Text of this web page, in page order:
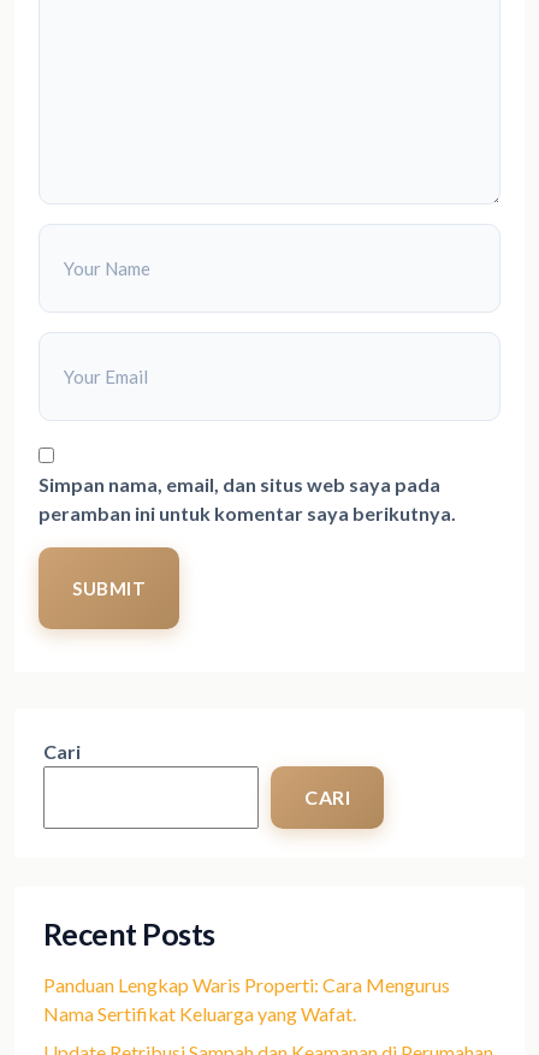
Simpan nama, email, dan situs web saya pada
peramban ini untuk komentar saya berikutnya.
SUBMIT
Cari
CARI
Recent Posts
Panduan Lengkap Waris Properti: Cara Mengurus
Nama Sertifikat Keluarga yang Wafat.